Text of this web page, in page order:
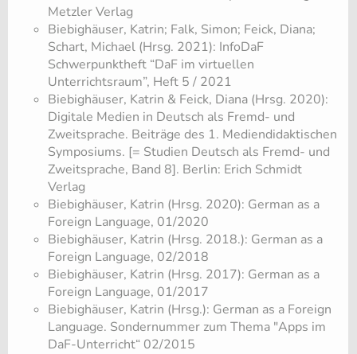
Metzler Verlag
Biebighäuser, Katrin; Falk, Simon; Feick, Diana;
Schart, Michael (Hrsg. 2021): InfoDaF
Schwerpunktheft “DaF im virtuellen
Unterrichtsraum”, Heft 5 / 2021
Biebighäuser, Katrin & Feick, Diana (Hrsg. 2020):
Digitale Medien in Deutsch als Fremd- und
Zweitsprache. Beiträge des 1. Mediendidaktischen
Symposiums. [= Studien Deutsch als Fremd- und
Zweitsprache, Band 8]. Berlin: Erich Schmidt
Verlag
Biebighäuser, Katrin (Hrsg. 2020): German as a
Foreign Language, 01/2020
Biebighäuser, Katrin (Hrsg. 2018.): German as a
Foreign Language, 02/2018
Biebighäuser, Katrin (Hrsg. 2017): German as a
Foreign Language, 01/2017
Biebighäuser, Katrin (Hrsg.): German as a Foreign
Language. Sondernummer zum Thema "Apps im
DaF-Unterricht“ 02/2015